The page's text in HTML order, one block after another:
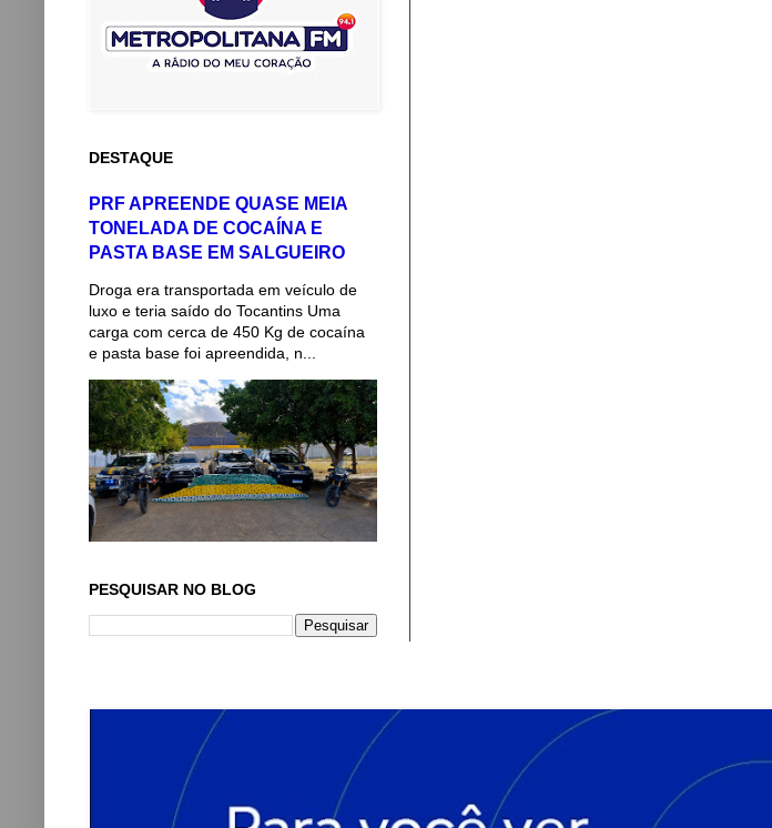
DESTAQUE
PRF APREENDE QUASE MEIA
TONELADA DE COCAÍNA E
PASTA BASE EM SALGUEIRO
Droga era transportada em veículo de
luxo e teria saído do Tocantins Uma
carga com cerca de 450 Kg de cocaína
e pasta base foi apreendida, n...
PESQUISAR NO BLOG